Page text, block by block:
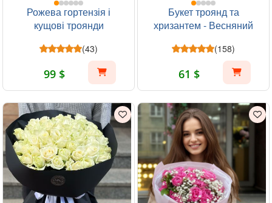
Рожева гортензія і
кущові троянди
(43)
99 $
Букет троянд та
хризантем - Весняний
(158)
61 $